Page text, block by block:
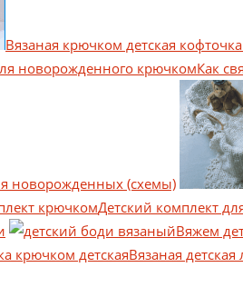
Вязаная крючком детская
Как
новорожденных (схемы)
Детский комплект
Вяжем
Вязаная